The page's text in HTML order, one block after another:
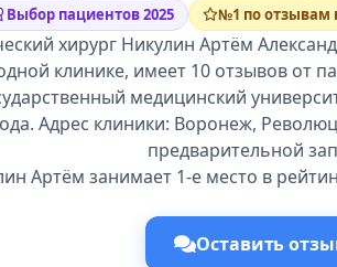
Выбор пациентов 2025 №1 по отзывам
хирург Никулин Артём
клинике, имеет 10 отзывов от
медицинский
Адрес клиники: Воронеж,
предварительной
Артём занимает 1-е место в
Оставить